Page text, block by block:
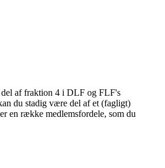
af fraktion 4 i DLF og FLF's
du stadig være del af et (fagligt)
en række medlemsfordele, som du